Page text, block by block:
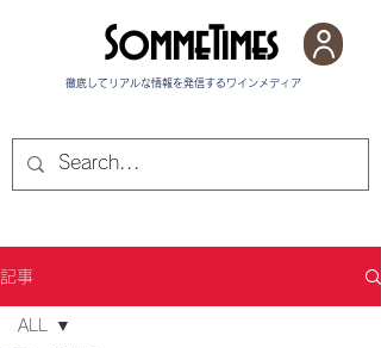
徹底してリアルな情報を発信する​ワインメディア
SommeTimes
記事
ALL